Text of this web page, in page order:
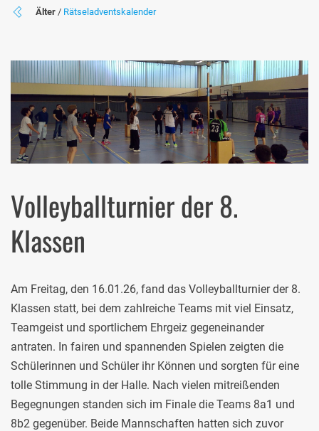
Älter / Rätseladventskalender
Volleyballturnier der 8.
Klassen
Am Freitag, den 16.01.26, fand das Volleyballturnier der 8.
Klassen statt, bei dem zahlreiche Teams mit viel Einsatz,
Teamgeist und sportlichem Ehrgeiz gegeneinander
antraten. In fairen und spannenden Spielen zeigten die
Schülerinnen und Schüler ihr Können und sorgten für eine
tolle Stimmung in der Halle. Nach vielen mitreißenden
Begegnungen standen sich im Finale die Teams 8a1 und
8b2 gegenüber. Beide Mannschaften hatten sich zuvor